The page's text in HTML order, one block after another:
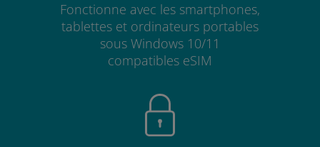
Fonctionne avec les smartphones,
tablettes et ordinateurs portables
sous Windows 10/11
compatibles eSIM